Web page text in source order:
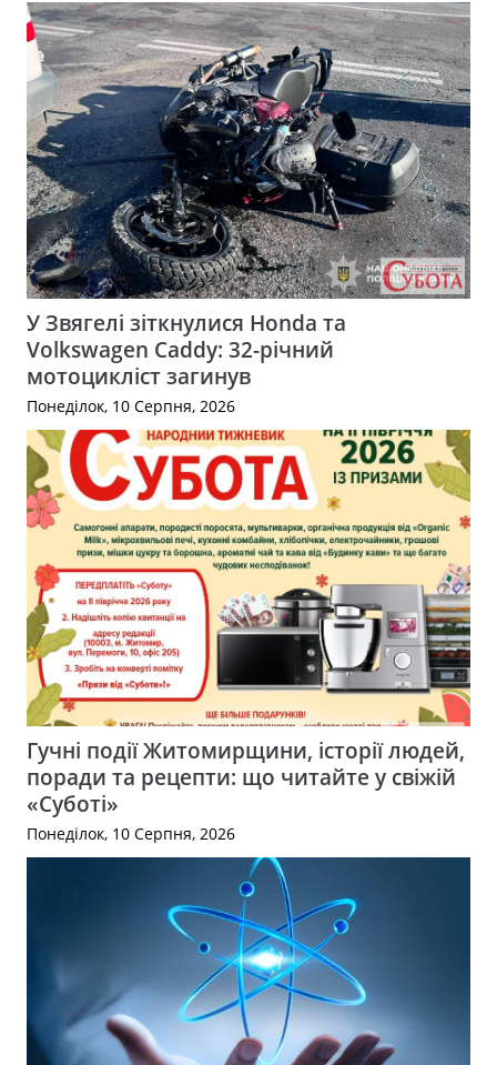
У Звягелі зіткнулися Honda та
Volkswagen Caddy: 32-річний
мотоцикліст загинув
Понеділок, 10 Серпня, 2026
Гучні події Житомирщини, історії людей,
поради та рецепти: що читайте у свіжій
«Суботі»
Понеділок, 10 Серпня, 2026